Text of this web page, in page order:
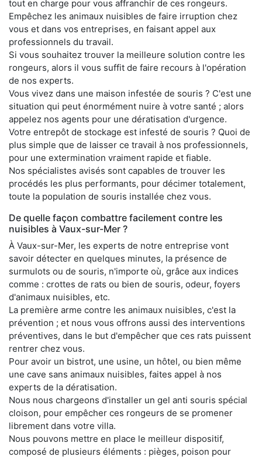
tout en charge pour vous affranchir de ces rongeurs.
Empêchez les animaux nuisibles de faire irruption chez
vous et dans vos entreprises, en faisant appel aux
professionnels du travail.
Si vous souhaitez trouver la meilleure solution contre les
rongeurs, alors il vous suffit de faire recours à l'opération
de nos experts.
Vous vivez dans une maison infestée de souris ? C'est une
situation qui peut énormément nuire à votre santé ; alors
appelez nos agents pour une dératisation d'urgence.
Votre entrepôt de stockage est infesté de souris ? Quoi de
plus simple que de laisser ce travail à nos professionnels,
pour une extermination vraiment rapide et fiable.
Nos spécialistes avisés sont capables de trouver les
procédés les plus performants, pour décimer totalement,
toute la population de souris installée chez vous.
De quelle façon combattre facilement contre les
nuisibles à Vaux-sur-Mer ?
À Vaux-sur-Mer, les experts de notre entreprise vont
savoir détecter en quelques minutes, la présence de
surmulots ou de souris, n'importe où, grâce aux indices
comme : crottes de rats ou bien de souris, odeur, foyers
d'animaux nuisibles, etc.
La première arme contre les animaux nuisibles, c'est la
prévention ; et nous vous offrons aussi des interventions
préventives, dans le but d'empêcher que ces rats puissent
rentrer chez vous.
Pour avoir un bistrot, une usine, un hôtel, ou bien même
une cave sans animaux nuisibles, faites appel à nos
experts de la dératisation.
Nous nous chargeons d'installer un gel anti souris spécial
cloison, pour empêcher ces rongeurs de se promener
librement dans votre villa.
Nous pouvons mettre en place le meilleur dispositif,
composé de plusieurs éléments : pièges, poison pour